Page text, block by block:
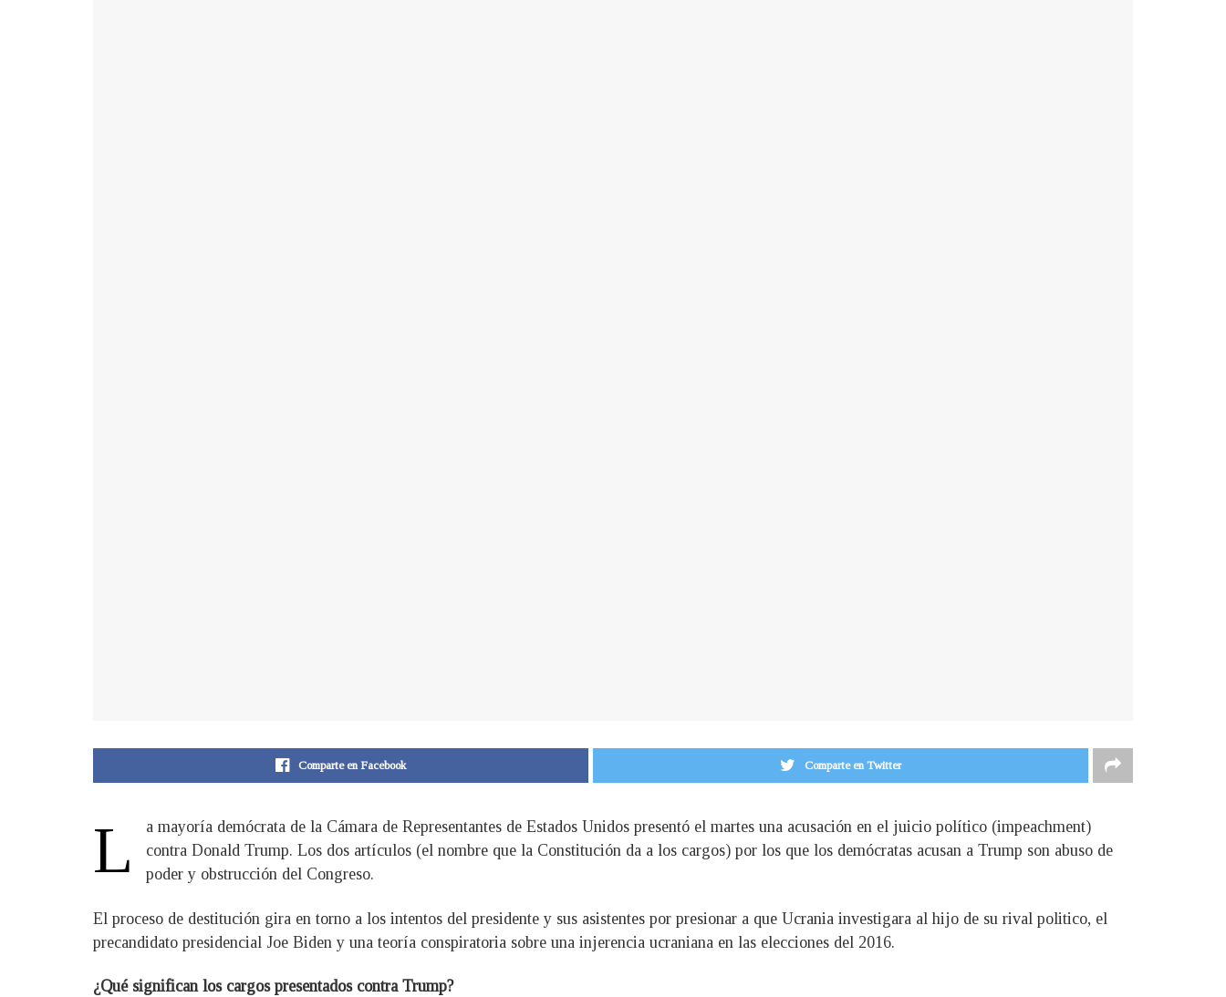
Comparte en Facebook Comparte en Twitter
L
a mayoría demócrata de la Cámara de Representantes de Estados Unidos presentó el martes una acusación en el juicio político (impeachment)
contra Donald Trump. Los dos artículos (el nombre que la Constitución da a los cargos) por los que los demócratas acusan a Trump son abuso de
poder y obstrucción del Congreso.
El proceso de destitución gira en torno a los intentos del presidente y sus asistentes por presionar a que Ucrania investigara al hijo de su rival politico, el
precandidato presidencial Joe Biden y una teoría conspiratoria sobre una injerencia ucraniana en las elecciones del 2016.
¿Qué significan los cargos presentados contra Trump?